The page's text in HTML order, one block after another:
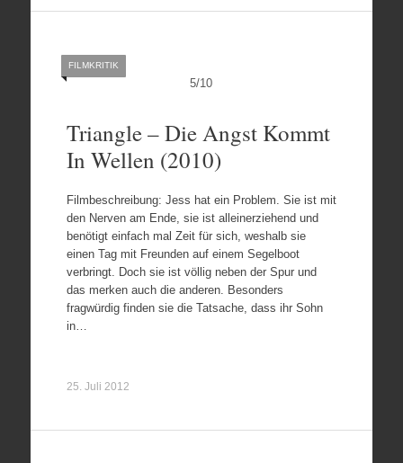
5/10
FILMKRITIK
Triangle – Die Angst Kommt
In Wellen (2010)
Filmbeschreibung: Jess hat ein Problem. Sie ist mit
den Nerven am Ende, sie ist alleinerziehend und
benötigt einfach mal Zeit für sich, weshalb sie
einen Tag mit Freunden auf einem Segelboot
verbringt. Doch sie ist völlig neben der Spur und
das merken auch die anderen. Besonders
fragwürdig finden sie die Tatsache, dass ihr Sohn
in…
25. Juli 2012